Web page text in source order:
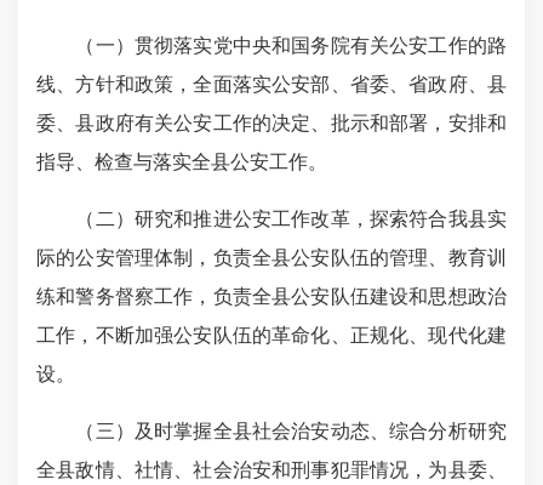
（一）贯彻落实党中央和国务院有关公安工作的路
线、方针和政策，全面落实公安部、省委、省政府、县
委、县政府有关公安工作的决定、批示和部署，安排和
指导、检查与落实全县公安工作。
（二）研究和推进公安工作改革，探索符合我县实
际的公安管理体制，负责全县公安队伍的管理、教育训
练和警务督察工作，负责全县公安队伍建设和思想政治
工作，不断加强公安队伍的革命化、正规化、现代化建
设。
（三）及时掌握全县社会治安动态、综合分析研究
全县敌情、社情、社会治安和刑事犯罪情况，为县委、